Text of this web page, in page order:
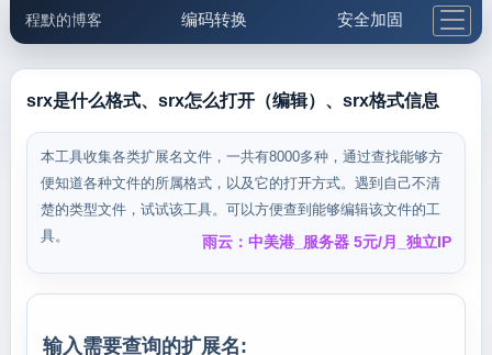
程默的博客 编码转换 安全加固
邮件工具 生活便民 更多工具
5.1支付宝大红包
srx是什么格式、srx怎么打开（编辑）、srx格式信息
本工具收集各类扩展名文件，一共有8000多种，通过查找能够方
便知道各种文件的所属格式，以及它的打开方式。遇到自己不清
楚的类型文件，试试该工具。可以方便查到能够编辑该文件的工
具。
雨云：中美港_服务器 5元/月_独立IP
输入需要查询的扩展名: